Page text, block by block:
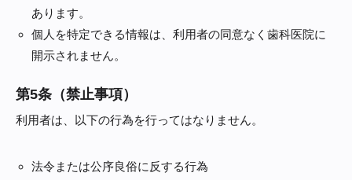
あります。
個人を特定できる情報は、利用者の同意なく歯科医院に
開示されません。
第5条（禁止事項）
利用者は、以下の行為を行ってはなりません。
法令または公序良俗に反する行為